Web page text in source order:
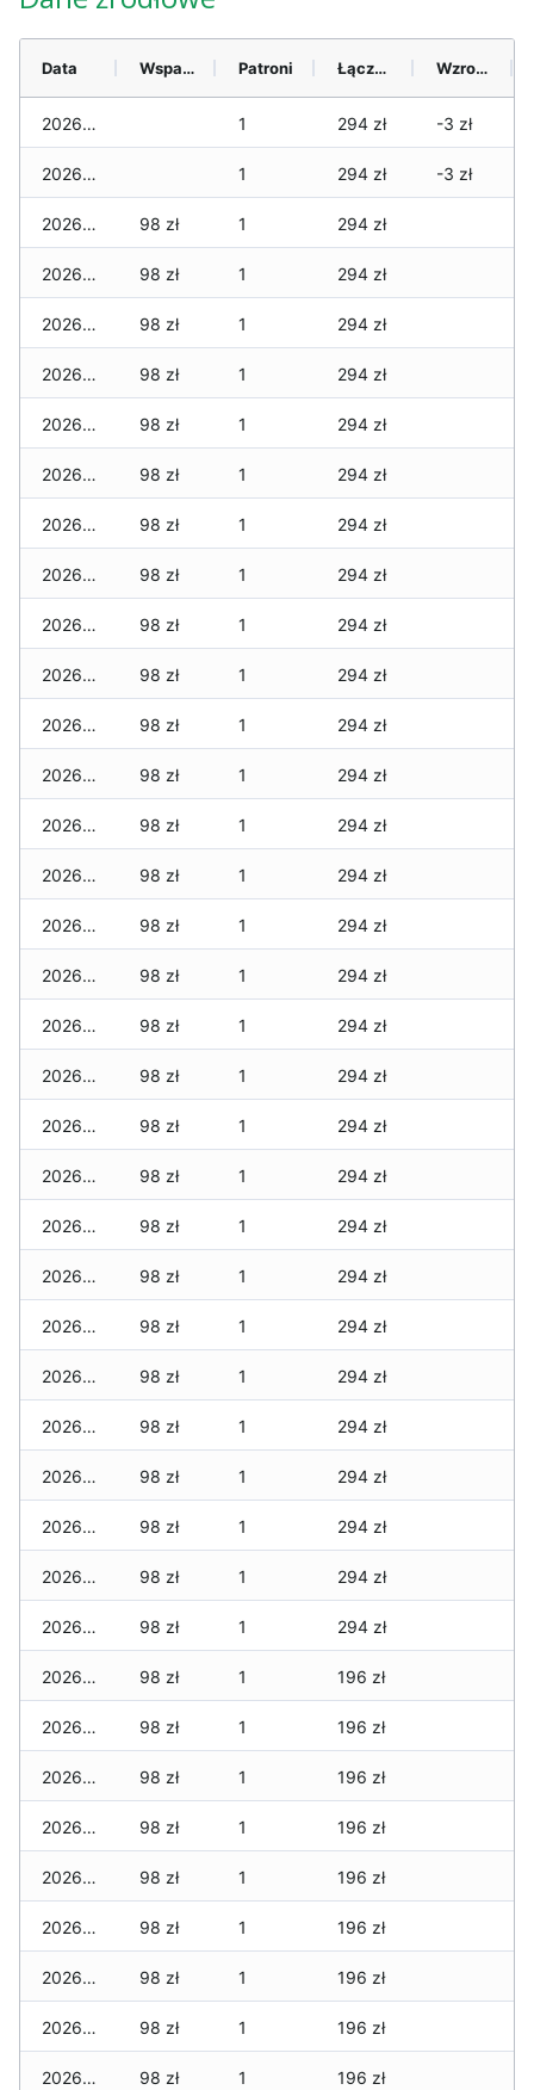
Data Wsparcie Patroni Łącznie Wzrost (28 dni)
2026-05-06 1 294 zł -3 zł
2026-05-05 1 294 zł -3 zł
2026-05-04 98 zł 1 294 zł
2026-05-03 98 zł 1 294 zł
2026-05-02 98 zł 1 294 zł
2026-05-01 98 zł 1 294 zł
2026-04-30 98 zł 1 294 zł
2026-04-29 98 zł 1 294 zł
2026-04-28 98 zł 1 294 zł
2026-04-27 98 zł 1 294 zł
2026-04-26 98 zł 1 294 zł
2026-04-25 98 zł 1 294 zł
2026-04-24 98 zł 1 294 zł
2026-04-23 98 zł 1 294 zł
2026-04-22 98 zł 1 294 zł
2026-04-21 98 zł 1 294 zł
2026-04-20 98 zł 1 294 zł
2026-04-19 98 zł 1 294 zł
2026-04-18 98 zł 1 294 zł
2026-04-17 98 zł 1 294 zł
2026-04-16 98 zł 1 294 zł
2026-04-15 98 zł 1 294 zł
2026-04-14 98 zł 1 294 zł
2026-04-13 98 zł 1 294 zł
2026-04-12 98 zł 1 294 zł
2026-04-11 98 zł 1 294 zł
2026-04-10 98 zł 1 294 zł
2026-04-09 98 zł 1 294 zł
2026-04-08 98 zł 1 294 zł
2026-04-07 98 zł 1 294 zł
2026-04-06 98 zł 1 294 zł
2026-04-05 98 zł 1 196 zł
2026-04-04 98 zł 1 196 zł
2026-04-03 98 zł 1 196 zł
2026-04-02 98 zł 1 196 zł
2026-04-01 98 zł 1 196 zł
2026-03-31 98 zł 1 196 zł
2026-03-30 98 zł 1 196 zł
2026-03-29 98 zł 1 196 zł
2026-03-28 98 zł 1 196 zł